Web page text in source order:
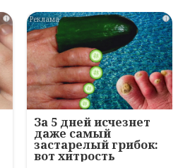
i i
За 5 дней исчезнет
даже самый
застарелый грибок:
вот хитрость